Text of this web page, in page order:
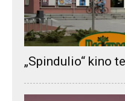
„Spindulio“ kino